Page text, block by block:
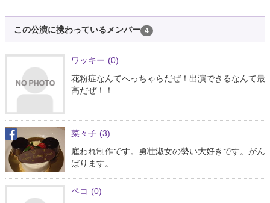
この公演に携わっているメンバー 4
ワッキー (0)
花粉症なんてへっちゃらだぜ！出演できるなんて最
高だぜ！！
菜々子 (3)
雇われ制作です。勇壮淑女の勢い大好きです。がん
ばります。
ペコ (0)